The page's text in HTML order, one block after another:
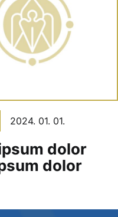
2024. 01. 01.
dolor
dolor